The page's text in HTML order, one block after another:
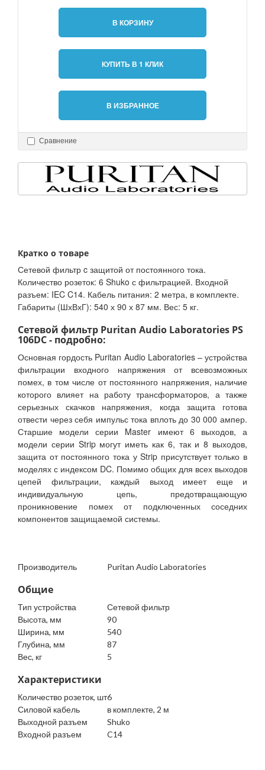
В КОРЗИНУ
КУПИТЬ В 1 КЛИК
В ИЗБРАННОЕ
Сравнение
Кратко о товаре
Сетевой фильтр c защитой от постоянного тока.
Количество розеток: 6 Shuko с фильтрацией. Входной
разъем: IEC C14. Кабель питания: 2 метра, в комплекте.
Габариты (ШхВхГ): 540 х 90 х 87 мм. Вес: 5 кг.
Сетевой фильтр Puritan Audio Laboratories PS
106DC - подробно:
Основная гордость Puritan Audio Laboratories – устройства
фильтрации входного напряжения от всевозможных
помех, в том числе от постоянного напряжения, наличие
которого влияет на работу трансформаторов, а также
серьезных скачков напряжения, когда защита готова
отвести через себя импульс тока вплоть до 30 000 ампер.
Старшие модели серии Master имеют 6 выходов, а
модели серии Strip могут иметь как 6, так и 8 выходов,
защита от постоянного тока у Strip присутствует только в
моделях с индексом DC. Помимо общих для всех выходов
цепей фильтрации, каждый выход имеет еще и
индивидуальную цепь, предотвращающую
проникновение помех от подключенных соседних
компонентов защищаемой системы.
Производитель Puritan Audio Laboratories
Общие
Тип устройства
Сетевой фильтр
Высота, мм
90
Ширина, мм
540
Глубина, мм
87
Вес, кг
5
Характеристики
Количество розеток, шт6
Силовой кабель
в комплекте, 2 м
Выходной разъем
Shuko
Входной разъем
C14